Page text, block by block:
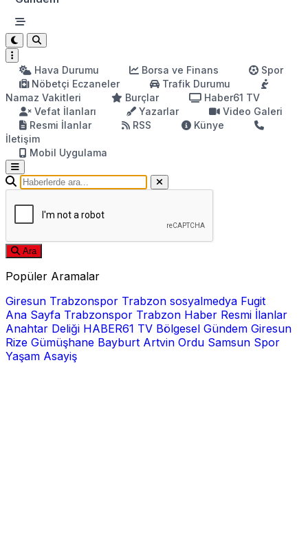
Hava Durumu Borsa ve Finans
Spor
Nöbetçi Eczaneler
Trafik Durumu
Namaz Vakitleri
Burçlar
Haber61 TV
Vefat İlanları
Yazarlar
Video Galeri
Resmi İlanlar
RSS
Künye
İletişim
Mobil Uygulama
Ara
Popüler Aramalar
Giresun Trabzonspor Trabzon sosyalmedya Fugit
Ana Sayfa Trabzonspor Trabzon Haber Resmi İlanlar
Anahtar Deliği HABER61 TV Bölgesel Gündem Giresun
Rize Gümüşhane Bayburt Artvin Ordu Samsun Spor
Yaşam Asayiş